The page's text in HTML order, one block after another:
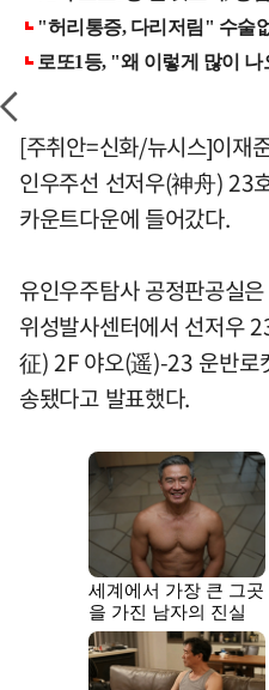
[주취안=신화/뉴시스]이재
인우주선 선저우(神舟) 23
카운트다운에 들어갔다.
유인우주탐사 공정판공실
위성발사센터에서 선저우
征) 2F 야오(遥)-23 운반로
송됐다고 발표했다.